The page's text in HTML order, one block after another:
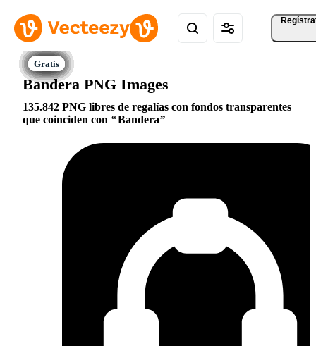
Bandera PNG Images
135.842 PNG libres de regalías con fondos transparentes
que coinciden con
Bandera